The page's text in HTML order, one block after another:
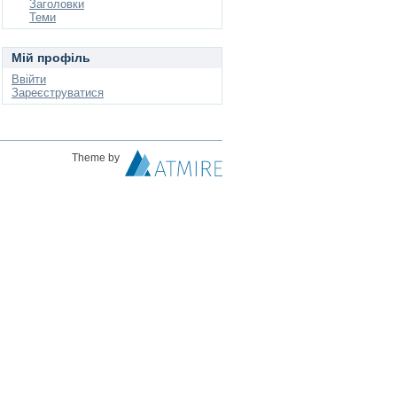
Заголовки
Теми
Мій профіль
Ввійти
Зареєструватися
Theme by